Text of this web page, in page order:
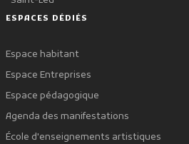
ESPACES DÉDIÉS
Espace habitant
Espace Entreprises
Espace pédagogique
Agenda des manifestations
École d'enseignements artistiques